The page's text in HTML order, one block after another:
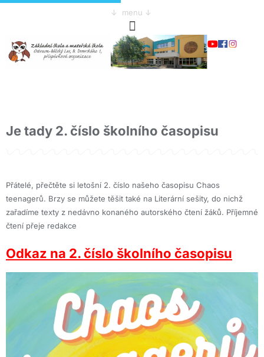
↓ menu ↓
Je tady 2. číslo školního časopisu
Přátelé, přečtěte si letošní 2. číslo našeho časopisu Chaos
teenagerů. Brzy se můžete těšit také na Literární sešity, do nichž
zařadíme texty z nedávno konaného autorského čtení žáků. Příjemné
čtení přeje redakce
Odkaz na 2. číslo školního časopisu